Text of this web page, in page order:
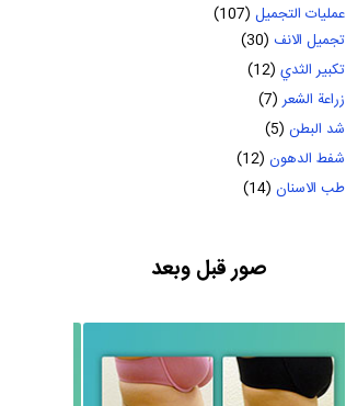
عمليات التجميل(107)
تجميل الانف (30)
تكبير الثدي(12)
زراعة الشعر(7)
شد البطن(5)
شفط الدهون(12)
طب الاسنان(14)
صور قبل وبعد